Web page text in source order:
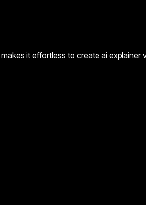
it effortless to create ai explainer